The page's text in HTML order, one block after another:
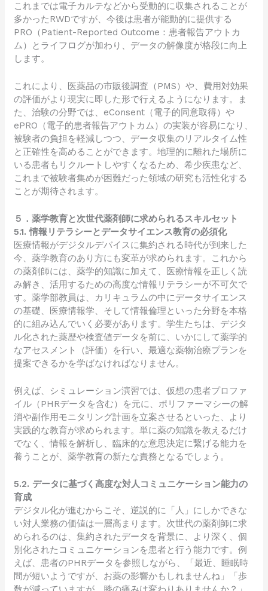
これまでは電子カルテなどから受動的に収集されることが
多かったRWDですが、今後は患者が能動的に提供する
PRO（Patient-Reported Outcome：患者報告アウトカ
ム）とライフログが加わり、データの解像度が格段に向上
します。
これにより、医薬品の市販後調査（PMS）や、費用対効果
の評価がより現実に即した形で行えるようになります。ま
た、治験の分野では、eConsent（電子的同意取得）や
ePRO（電子的患者報告アウトカム）の実装が容易になり、
被験者の負担を軽減しつつ、データ収集のリアルタイム性
と正確性を高めることができます。地理的に離れた場所に
いる患者もリクルートしやすくなるため、希少疾患など、
これまで被験者集めが困難だった領域の研究も活性化する
ことが期待されます。
５．薬学教育と次世代薬剤師に求められるスキルセット
5.1. 情報リテラシーとデータサイエンス教育の必須化
医療情報がデジタルデバイスに集約される時代が到来した
今、薬学教育のあり方にも変革が求められます。これから
の薬剤師には、薬学的知識に加えて、医療情報を正しく読
み解き、活用するための高度な情報リテラシーが不可欠で
す。薬学部教員は、カリキュラムの中にデータサイエンス
の基礎、医療情報学、そして情報倫理といった分野を本格
的に組み込んでいく必要があります。学生たちは、デジタ
ル化された薬歴や検査値データを前に、いかにして薬学的
なアセスメント（評価）を行い、最適な薬物治療プランを
提案できるかを学ばなければなりません。
例えば、シミュレーション演習では、仮想の患者プロファ
イル（PHRデータを含む）を元に、ポリファーマシーの解
消や副作用モニタリング計画を立案させるといった、より
実践的な教育が求められます。単に薬の知識を教えるだけ
でなく、情報を解析し、臨床的な意思決定に繋げる能力を
養うことが、薬学教育の新たな責務となるでしょう。
5.2. データに基づく高度な対人コミュニケーション能力の
育成
デジタル化が進むからこそ、逆説的に「人」にしかできな
い対人業務の価値は一層高まります。次世代の薬剤師に求
められるのは、集約されたデータを背景に、より深く、個
別化されたコミュニケーションを患者と行う能力です。例
えば、患者のPHRデータを参照しながら、「最近、睡眠時
間が短いようですが、お薬の影響かもしれませんね」「歩